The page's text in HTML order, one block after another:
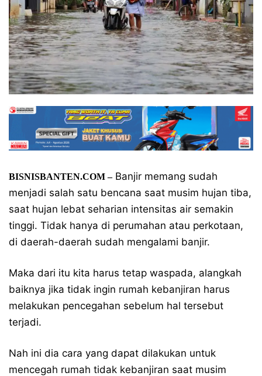
BISNISBANTEN.COM –Banjir memang sudah
menjadi salah satu bencana saat musim hujan tiba,
saat hujan lebat seharian intensitas air semakin
tinggi. Tidak hanya di perumahan atau perkotaan,
di daerah-daerah sudah mengalami banjir.
Maka dari itu kita harus tetap waspada, alangkah
baiknya jika tidak ingin rumah kebanjiran harus
melakukan pencegahan sebelum hal tersebut
terjadi.
Nah ini dia cara yang dapat dilakukan untuk
mencegah rumah tidak kebanjiran saat musim